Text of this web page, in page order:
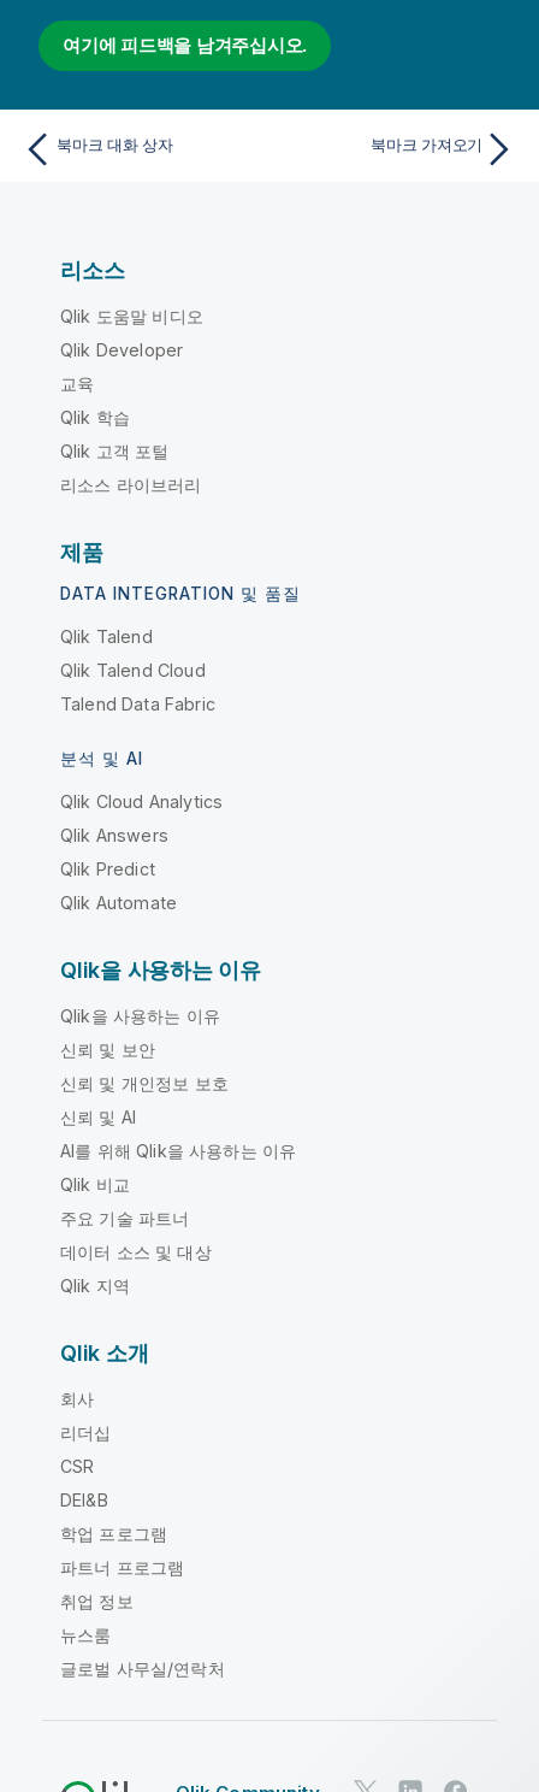
여기에 피드백을 남겨주십시오.
북마크 대화 상자 북마크 가져오기
리소스
Qlik 도움말 비디오
Qlik Developer
교육
Qlik 학습
Qlik 고객 포털
리소스 라이브러리
제품
DATA INTEGRATION 및 품질
Qlik Talend
Qlik Talend Cloud
Talend Data Fabric
분석 및 AI
Qlik Cloud Analytics
Qlik Answers
Qlik Predict
Qlik Automate
Qlik을 사용하는 이유
Qlik을 사용하는 이유
신뢰 및 보안
신뢰 및 개인정보 보호
신뢰 및 AI
AI를 위해 Qlik을 사용하는 이유
Qlik 비교
주요 기술 파트너
데이터 소스 및 대상
Qlik 지역
Qlik 소개
회사
리더십
CSR
DEI&B
학업 프로그램
파트너 프로그램
취업 정보
뉴스룸
글로벌 사무실/연락처